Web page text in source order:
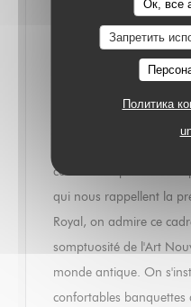
Ок, все
Запретить
Политика
décontracté, où se
gastronomie française.
Le décor nous amène à
colonnes et pilastres
qui nous rappellent la
Royal, on admire ce
somptuosité de l'Art
monde antique. On
confortables